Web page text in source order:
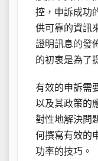
控，申訴成功
供可靠的資訊
證明訊息的發
的初衷是為了
有效的申訴需
以及其政策的
對性地解決問
何撰寫有效的
功率的技巧。